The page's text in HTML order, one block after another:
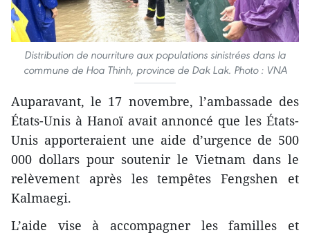
Distribution de nourriture aux populations sinistrées dans la
commune de Hoa Thinh, province de Dak Lak. Photo : VNA
Auparavant, le 17 novembre, l’ambassade des
États-Unis à Hanoï avait annoncé que les États-
Unis apporteraient une aide d’urgence de 500
000 dollars pour soutenir le Vietnam dans le
relèvement après les tempêtes Fengshen et
Kalmaegi.
L’aide vise à accompagner les familles et